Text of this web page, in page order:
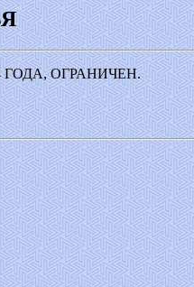
ОГРАНИЧЕН.